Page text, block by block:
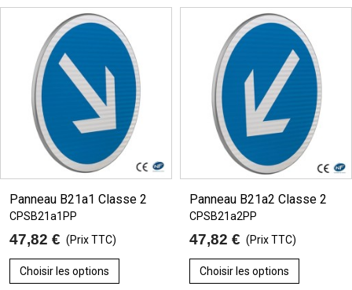
Panneau B21a1 Classe 2
CPSB21a1PP
47,82 € (Prix TTC)
Choisir les options
Panneau B21a2 Classe 2
CPSB21a2PP
47,82 € (Prix TTC)
Choisir les options